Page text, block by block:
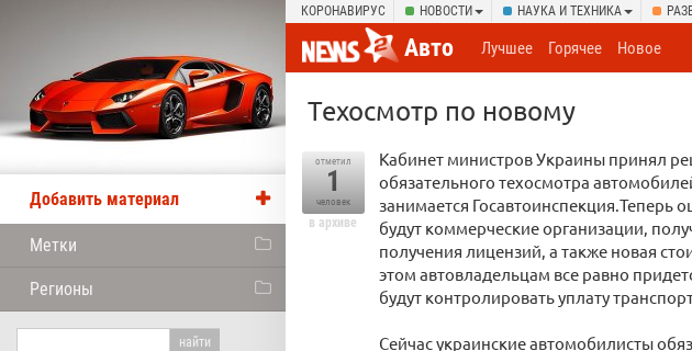
КОРОНАВИРУС НОВОСТИ НАУКА И ТЕХНИКА
Авто Лучшее Горячее Новое
Техосмотр по новому
отметил
1
человек
в архиве
Кабинет министров Украины принял
обязательного техосмотра
занимается Госавтоинспекция.Теперь
будут коммерческие организации,
получения лицензий, а также новая
этом автовладельцам все равно
будут контролировать уплату
Сейчас украинские автомобилисты
Добавить материал
Метки
Регионы